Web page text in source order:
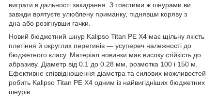
виграти в дальності закидання. З товстими ж шнурами ви
завжди врятуєте улюблену приманку, піднявши коряву з
дна або розігнувши гачки.
Новий бюджетний шнур Kalipso Titan PE X4 має щільну якість
плетіння й округлих перетинів — усупереч належності до
бюджетного класу. Матеріал новинки має високу стійкість до
абразиву. Діаметр від 0.1 до 0.28 мм, розмотка 100 і 150 м.
Ефективне співвідношення діаметра та силових можливостей
робить Kalipso Titan PE X4 одним із найвигідніших бюджетних
шнурів.